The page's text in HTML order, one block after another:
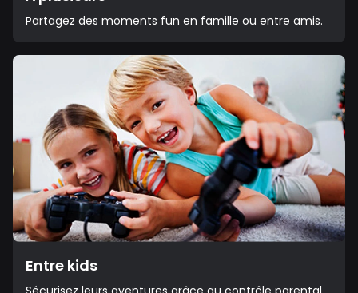
Partagez des moments fun en famille ou entre amis.
Entre kids